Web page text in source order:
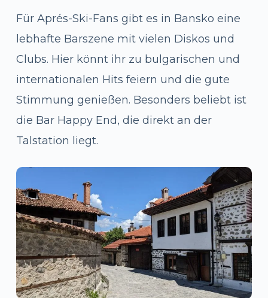
Für Aprés-Ski-Fans gibt es in Bansko eine
lebhafte Barszene mit vielen Diskos und
Clubs. Hier könnt ihr zu bulgarischen und
internationalen Hits feiern und die gute
Stimmung genießen. Besonders beliebt ist
die Bar Happy End, die direkt an der
Talstation liegt.